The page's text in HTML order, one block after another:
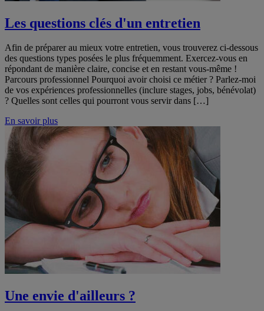
Les questions clés d'un entretien
Afin de préparer au mieux votre entretien, vous trouverez ci-dessous
des questions types posées le plus fréquemment. Exercez-vous en
répondant de manière claire, concise et en restant vous-même !
Parcours professionnel Pourquoi avoir choisi ce métier ? Parlez-moi
de vos expériences professionnelles (inclure stages, jobs, bénévolat)
? Quelles sont celles qui pourront vous servir dans […]
En savoir plus
Une envie d'ailleurs ?